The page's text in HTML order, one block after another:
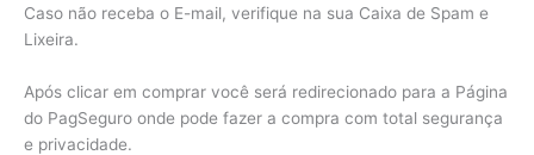
Caso não receba o E-mail, verifique na sua Caixa de Spam e
Lixeira.
Após clicar em comprar você será redirecionado para a Página
do PagSeguro onde pode fazer a compra com total segurança
e privacidade.